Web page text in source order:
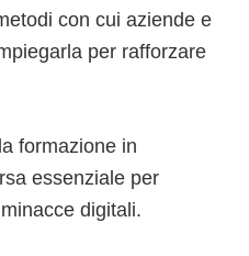
con cui aziende e
per rafforzare
formazione in
essenziale per
digitali.